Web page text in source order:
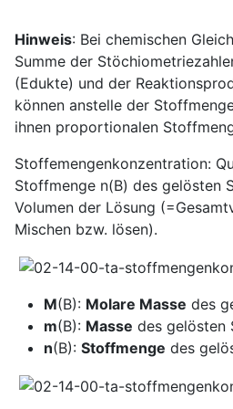
Hinweis: Bei chemischen
Summe der
(Edukte) und der
können anstelle der
ihnen proportionalen
Stoffemengenkonzentration:
Stoffmenge n(B) des gelösten
Volumen der Lösung
Mischen bzw. lösen).
M(B): Molare Masse des
m(B): Masse des gelösten
n(B): Stoffmenge des